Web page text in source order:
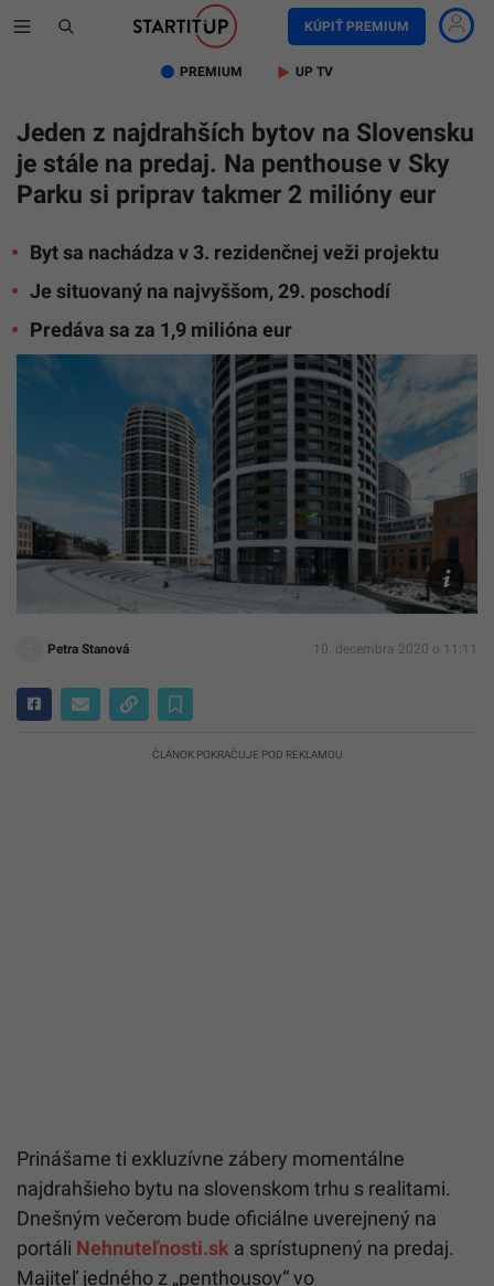
KÚPIŤ PREMIUM
PREMIUM UP TV
Jeden z najdrahších bytov na Slovensku
je stále na predaj. Na penthouse v Sky
Parku si priprav takmer 2 milióny eur
Byt sa nachádza v 3. rezidenčnej veži projektu
Je situovaný na najvyššom, 29. poschodí
Predáva sa za 1,9 milióna eur
Penta
Real
Estate
Petra Stanová 10. decembra 2020 o 11:11
ČLÁNOK POKRAČUJE POD REKLAMOU
Prinášame ti exkluzívne zábery momentálne
najdrahšieho bytu na slovenskom trhu s realitami.
Dnešným večerom bude oficiálne uverejnený na
portáli Nehnuteľnosti.sk a sprístupnený na predaj.
Majiteľ jedného z „penthousov“ vo